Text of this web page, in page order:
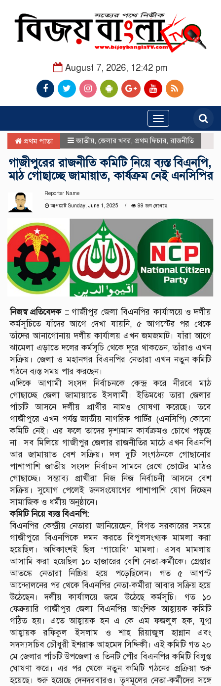
August 7, 2026, 12:42 pm
Toggle
navigation
প্রথম পাতা জাতীয় জেলার খবর প্রথম ফিচার রাজনীতি
গাজীপুরের রাজনীতি কমিটি নিয়ে ব্যস্ত বিএনপি,
মাঠ গোছাচ্ছে জামায়াত, কার্যক্রম নেই এনসিপির
Reporter Name
আপডেট Sunday, June 1, 2025
99 জন দেখেছে
নিজস্ব প্রতিবেদক ::গাজীপুর জেলা বিএনপির কার্যালয়ে ও দলীয়
কর্মসূচিতে যাঁদের আগে দেখা যায়নি, ৫ আগস্টের পর থেকে
তাঁদের আনাগোনায় দলীয় কার্যালয় এখন জমজমাট। যাঁরা আগে
ঝামেলা এড়াতে দলের কর্মসূচি থেকে দূরে থাকতেন, তাঁরাও এখন
সক্রিয়। জেলা ও মহানগর বিএনপির নেতারা এখন নতুন কমিটি
গঠনে ব্যস্ত সময় পার করছেন।
এদিকে আগামী সংসদ নির্বাচনকে কেন্দ্র করে নীরবে মাঠ
গোছাচ্ছে জেলা জামায়াতে ইসলামী। ইতিমধ্যে তারা জেলার
পাঁচটি আসনে দলীয় প্রার্থীর নামও ঘোষণা করেছে। তবে
গাজীপুরে এখন পর্যন্ত জাতীয় নাগরিক পার্টির (এনসিপি) কোনো
কমিটি নেই। এর ফলে তাদের দৃশ্যমান কার্যক্রমও চোখে পড়ছে
না। সব মিলিয়ে গাজীপুর জেলার রাজনীতির মাঠে এখন বিএনপি
আর জামায়াত বেশ সক্রিয়। দল দুটি সংগঠনকে গোছানোর
পাশাপাশি জাতীয় সংসদ নির্বাচন সামনে রেখে ভোটের মাঠও
গোছাচ্ছে। সম্ভাব্য প্রার্থীরা নিজ নিজ নির্বাচনী আসনে বেশ
সক্রিয়। সুযোগ পেলেই জনসংযোগের পাশাপাশি যোগ দিচ্ছেন
সামাজিক ও ধর্মীয় অনুষ্ঠানে।
কমিটি নিয়ে ব্যস্ত বিএনপি:
বিএনপির কেন্দ্রীয় নেতারা জানিয়েছেন, বিগত সরকারের সময়ে
গাজীপুরে বিএনপিকে দমন করতে বিপুলসংখ্যক মামলা করা
হয়েছিল। অধিকাংশই ছিল ‘গায়েবি’ মামলা। এসব মামলায়
আসামি করা হয়েছিল ১০ হাজারের বেশি নেতা-কর্মীকে। গ্রেপ্তার
আতঙ্কে নেতারা নিষ্ক্রিয় হয়ে পড়েছিলেন। গত ৫ আগস্ট
আন্দোলনের পর থেকে বিএনপির নেতা-কর্মীরা আবার সক্রিয় হয়ে
উঠেছেন। দলীয় কার্যালয়ে জমে উঠেছে কর্মসূচি। গত ১০
ফেব্রুয়ারি গাজীপুর জেলা বিএনপির আংশিক আহ্বায়ক কমিটি
গঠিত হয়। এতে আহ্বায়ক হন এ কে এম ফজলুল হক, যুগ্ম
আহ্বায়ক রফিকুল ইসলাম ও শাহ রিয়াজুল হান্নান এবং
সদস্যসচিব চৌধুরী ইশরাক আহমেদ সিদ্দিকী। এই কমিটি গত ২০
মে জেলার পাঁচটি উপজেলা ও তিনটি পৌর বিএনপির কমিটি বিলুপ্ত
ঘোষণা করে। এর পর থেকে নতুন কমিটি গঠনের প্রক্রিয়া শুরু
হয়েছে। শুরু হয়েছে দেনদরবারও। তৃণমূলের নেতা-কর্মীদের সঙ্গে